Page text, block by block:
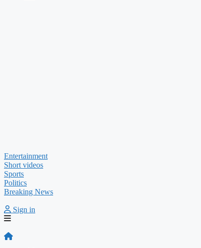
Entertainment
Short videos
Sports
Politics
Breaking News
Sign in